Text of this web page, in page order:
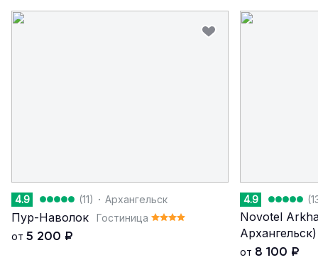
4.9 (11) · Архангельск
Пур-Наволок
Гостиница
от 5 200 ₽
4.9
Novotel
Архангельск)
от 8 100 ₽